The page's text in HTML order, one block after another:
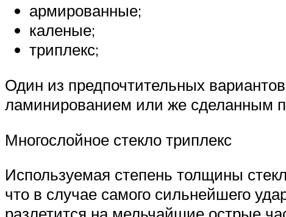
армированные;
каленые;
триплекс;
Один из предпочтительных
ламинированием или же сделанным
Многослойное стекло триплекс
Используемая степень толщины
что в случае самого сильнейшего